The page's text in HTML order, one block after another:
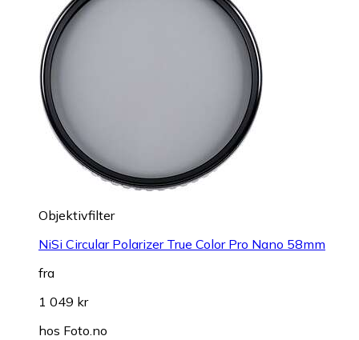
Objektivfilter
NiSi Circular Polarizer True Color Pro Nano 58mm
fra
1 049 kr
hos Foto.no